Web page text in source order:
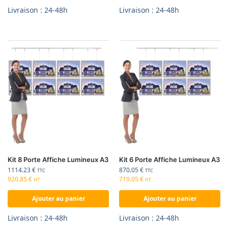
Livraison : 24-48h Livraison : 24-48h
Kit 8 Porte Affiche Lumineux A3
1114.23€ TTC
920.85€ HT
Ajouter au panier
Livraison : 24-48h
Kit 6 Porte Affiche Lumineux A3
870.05€ TTC
719.05€ HT
Ajouter au panier
Livraison : 24-48h